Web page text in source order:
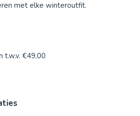
met elke winteroutfit.
t.w.v. €49,00